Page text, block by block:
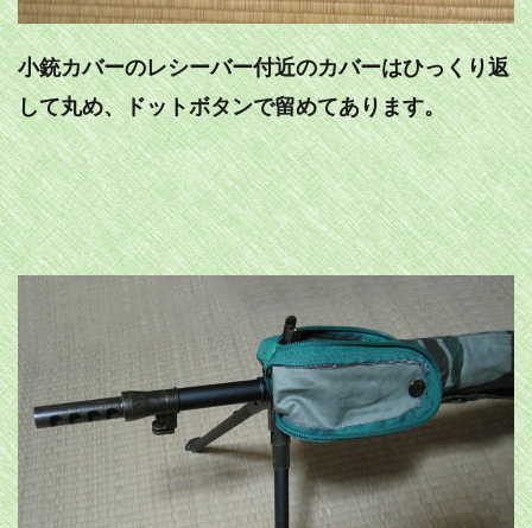
小銃カバーのレシーバー付近のカバーはひっくり返
して丸め、ドットボタンで留めてあります。